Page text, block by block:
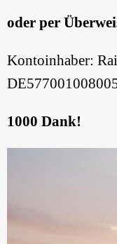
oder per
Kontoinhaber:
1000 Dank!